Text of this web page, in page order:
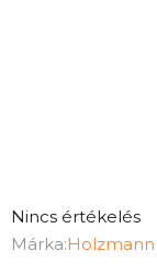
A
termék
Nincs értékelés
Márka:Holzmann